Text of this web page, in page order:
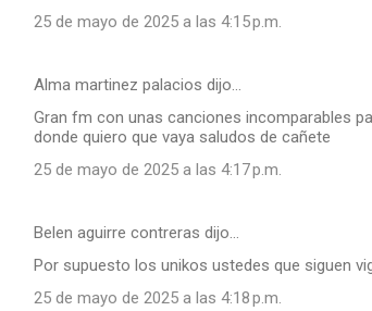
25 de mayo de 2025 a las 4:15 p.m.
Alma martinez palacios dijo…
Gran fm con unas canciones incomparables
donde quiero que vaya saludos de cañete
25 de mayo de 2025 a las 4:17 p.m.
Belen aguirre contreras dijo…
Por supuesto los unikos ustedes que siguen
25 de mayo de 2025 a las 4:18 p.m.